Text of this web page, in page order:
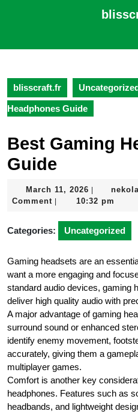
blisscraft.fr
Headphones Guide
Best Gaming
Guide
March 11, 2026 March
11,
Comment
10:32 pm
Categories: Uncategorized
Gaming headsets are an
want a more engaging and
standard audio devices, gaming
deliver high quality audio with
A major advantage of gaming
surround sound or enhanced
identify enemy movement,
accurately, giving them a
multiplayer games.
Comfort is another key
headphones. Features such as
headbands, and lightweight